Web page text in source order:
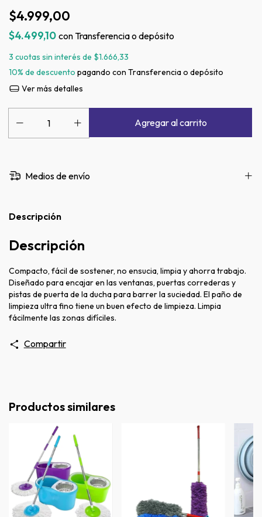
$4.999,00
$4.499,10 conTransferencia o depósito
3 cuotas sin interés de $1.666,33
10% de descuento pagando con Transferencia o depósito
Ver más detalles
Medios de envío
Descripción
Descripción
Compacto, fácil de sostener, no ensucia, limpia y ahorra trabajo.
Diseñado para encajar en las ventanas, puertas correderas y
pistas de puerta de la ducha para barrer la suciedad. El paño de
limpieza ultra fino tiene un buen efecto de limpieza. Limpia
fácilmente las zonas difíciles.
Compartir
Productos similares